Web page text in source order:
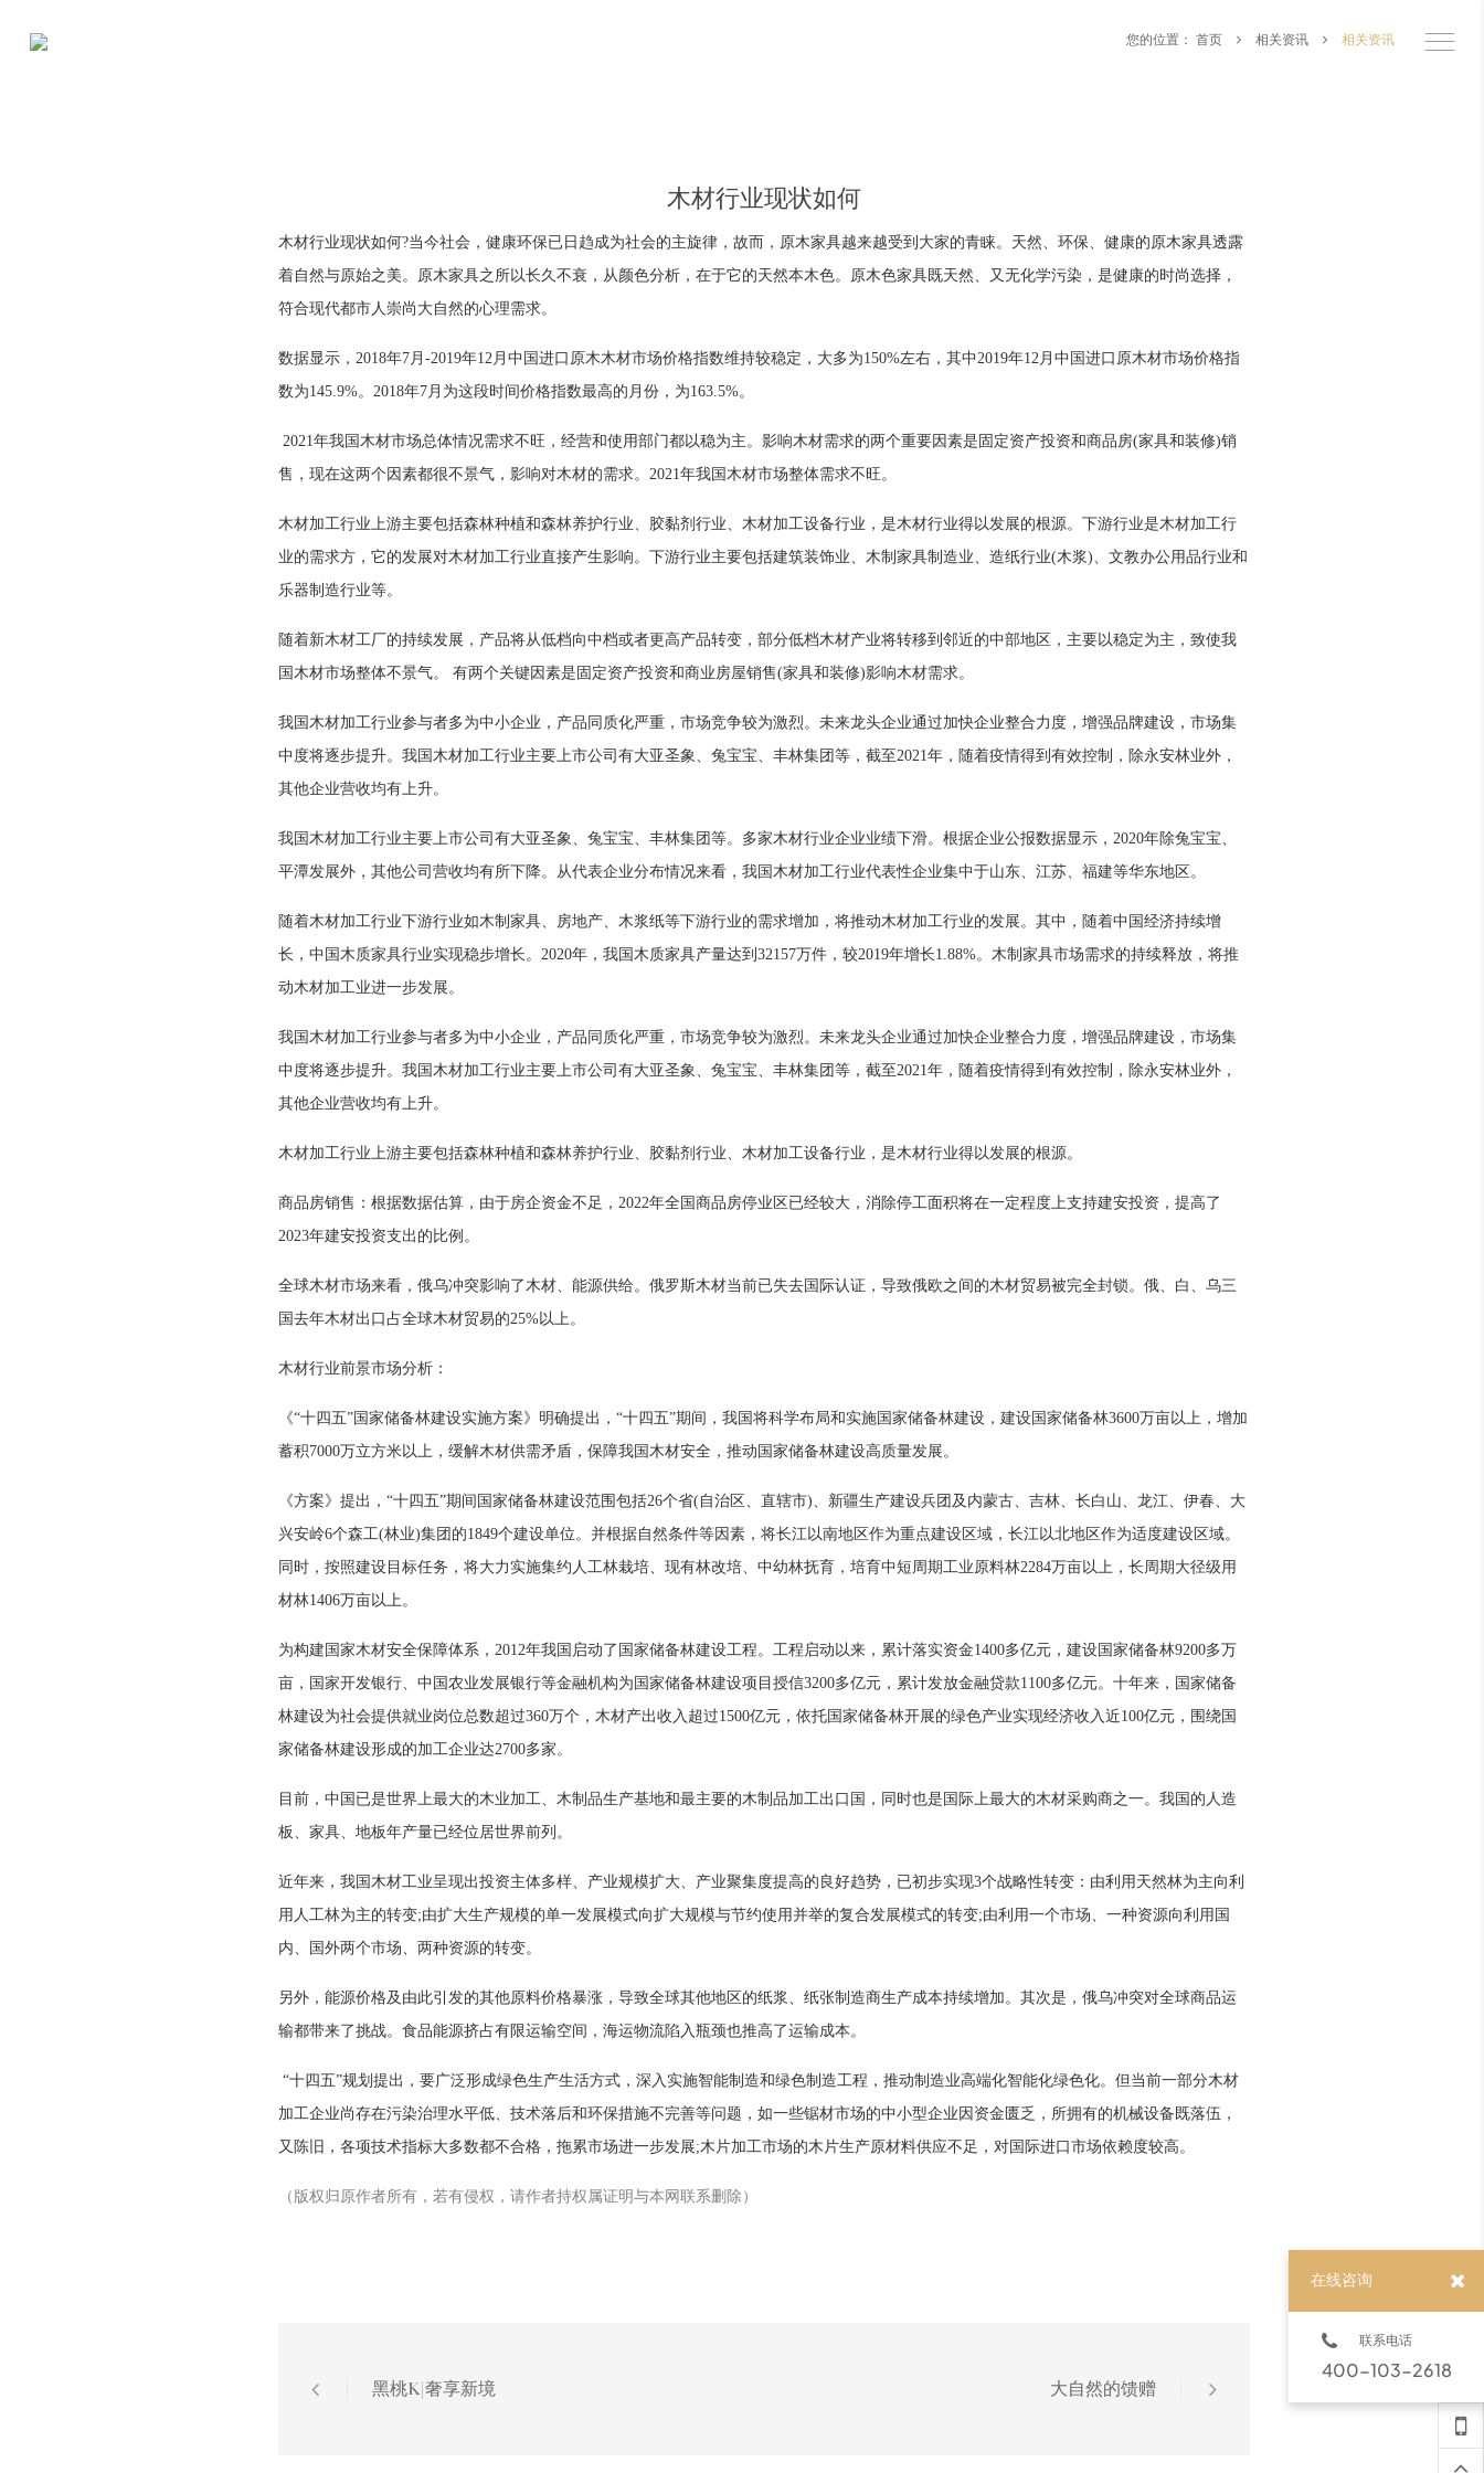
您的位置：首页 相关资讯 相关资讯
木材行业现状如何
木材行业现状如何?当今社会，健康环保已日趋成为社会的主旋律，故而，原木家具越来越受到大家的青睐。天然、环保、健康的原木家具透露
着自然与原始之美。原木家具之所以长久不衰，从颜色分析，在于它的天然本木色。原木色家具既天然、又无化学污染，是健康的时尚选择，
符合现代都市人崇尚大自然的心理需求。
数据显示，2018年7月-2019年12月中国进口原木木材市场价格指数维持较稳定，大多为150%左右，其中2019年12月中国进口原木材市场价格指
数为145.9%。2018年7月为这段时间价格指数最高的月份，为163.5%。
2021年我国木材市场总体情况需求不旺，经营和使用部门都以稳为主。影响木材需求的两个重要因素是固定资产投资和商品房(家具和装修)销
售，现在这两个因素都很不景气，影响对木材的需求。2021年我国木材市场整体需求不旺。
木材加工行业上游主要包括森林种植和森林养护行业、胶黏剂行业、木材加工设备行业，是木材行业得以发展的根源。下游行业是木材加工行
业的需求方，它的发展对木材加工行业直接产生影响。下游行业主要包括建筑装饰业、木制家具制造业、造纸行业(木浆)、文教办公用品行业和
乐器制造行业等。
随着新木材工厂的持续发展，产品将从低档向中档或者更高产品转变，部分低档木材产业将转移到邻近的中部地区，主要以稳定为主，致使我
国木材市场整体不景气。 有两个关键因素是固定资产投资和商业房屋销售(家具和装修)影响木材需求。
我国木材加工行业参与者多为中小企业，产品同质化严重，市场竞争较为激烈。未来龙头企业通过加快企业整合力度，增强品牌建设，市场集
中度将逐步提升。我国木材加工行业主要上市公司有大亚圣象、兔宝宝、丰林集团等，截至2021年，随着疫情得到有效控制，除永安林业外，
其他企业营收均有上升。
我国木材加工行业主要上市公司有大亚圣象、兔宝宝、丰林集团等。多家木材行业企业业绩下滑。根据企业公报数据显示，2020年除兔宝宝、
平潭发展外，其他公司营收均有所下降。从代表企业分布情况来看，我国木材加工行业代表性企业集中于山东、江苏、福建等华东地区。
随着木材加工行业下游行业如木制家具、房地产、木浆纸等下游行业的需求增加，将推动木材加工行业的发展。其中，随着中国经济持续增
长，中国木质家具行业实现稳步增长。2020年，我国木质家具产量达到32157万件，较2019年增长1.88%。木制家具市场需求的持续释放，将推
动木材加工业进一步发展。
我国木材加工行业参与者多为中小企业，产品同质化严重，市场竞争较为激烈。未来龙头企业通过加快企业整合力度，增强品牌建设，市场集
中度将逐步提升。我国木材加工行业主要上市公司有大亚圣象、兔宝宝、丰林集团等，截至2021年，随着疫情得到有效控制，除永安林业外，
其他企业营收均有上升。
木材加工行业上游主要包括森林种植和森林养护行业、胶黏剂行业、木材加工设备行业，是木材行业得以发展的根源。
商品房销售：根据数据估算，由于房企资金不足，2022年全国商品房停业区已经较大，消除停工面积将在一定程度上支持建安投资，提高了
2023年建安投资支出的比例。
全球木材市场来看，俄乌冲突影响了木材、能源供给。俄罗斯木材当前已失去国际认证，导致俄欧之间的木材贸易被完全封锁。俄、白、乌三
国去年木材出口占全球木材贸易的25%以上。
木材行业前景市场分析：
《“十四五”国家储备林建设实施方案》明确提出，“十四五”期间，我国将科学布局和实施国家储备林建设，建设国家储备林3600万亩以上，增加
蓄积7000万立方米以上，缓解木材供需矛盾，保障我国木材安全，推动国家储备林建设高质量发展。
《方案》提出，“十四五”期间国家储备林建设范围包括26个省(自治区、直辖市)、新疆生产建设兵团及内蒙古、吉林、长白山、龙江、伊春、大
兴安岭6个森工(林业)集团的1849个建设单位。并根据自然条件等因素，将长江以南地区作为重点建设区域，长江以北地区作为适度建设区域。
同时，按照建设目标任务，将大力实施集约人工林栽培、现有林改培、中幼林抚育，培育中短周期工业原料林2284万亩以上，长周期大径级用
材林1406万亩以上。
为构建国家木材安全保障体系，2012年我国启动了国家储备林建设工程。工程启动以来，累计落实资金1400多亿元，建设国家储备林9200多万
亩，国家开发银行、中国农业发展银行等金融机构为国家储备林建设项目授信3200多亿元，累计发放金融贷款1100多亿元。十年来，国家储备
林建设为社会提供就业岗位总数超过360万个，木材产出收入超过1500亿元，依托国家储备林开展的绿色产业实现经济收入近100亿元，围绕国
家储备林建设形成的加工企业达2700多家。
目前，中国已是世界上最大的木业加工、木制品生产基地和最主要的木制品加工出口国，同时也是国际上最大的木材采购商之一。我国的人造
板、家具、地板年产量已经位居世界前列。
近年来，我国木材工业呈现出投资主体多样、产业规模扩大、产业聚集度提高的良好趋势，已初步实现3个战略性转变：由利用天然林为主向利
用人工林为主的转变;由扩大生产规模的单一发展模式向扩大规模与节约使用并举的复合发展模式的转变;由利用一个市场、一种资源向利用国
内、国外两个市场、两种资源的转变。
另外，能源价格及由此引发的其他原料价格暴涨，导致全球其他地区的纸浆、纸张制造商生产成本持续增加。其次是，俄乌冲突对全球商品运
输都带来了挑战。食品能源挤占有限运输空间，海运物流陷入瓶颈也推高了运输成本。
“十四五”规划提出，要广泛形成绿色生产生活方式，深入实施智能制造和绿色制造工程，推动制造业高端化智能化绿色化。但当前一部分木材
加工企业尚存在污染治理水平低、技术落后和环保措施不完善等问题，如一些锯材市场的中小型企业因资金匮乏，所拥有的机械设备既落伍，
又陈旧，各项技术指标大多数都不合格，拖累市场进一步发展;木片加工市场的木片生产原材料供应不足，对国际进口市场依赖度较高。
（版权归原作者所有，若有侵权，请作者持权属证明与本网联系删除）
黑桃K|奢享新境 大自然的馈赠
在线咨询
联系电话
400-103-2618